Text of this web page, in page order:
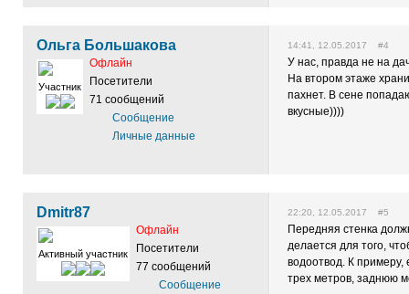
Ольга Большакова
Участник
Офлайн
Посетители
71 сообщений
Сообщение
Личные данные
14:41, 12.05.2017 #4
У нас, правда не на
На втором этаже
пахнет. В сене
вкусные))))
Dmitr87
Активный участник
Офлайн
Посетители
77 сообщений
Сообщение
22:20, 12.05.2017 #5
Передняя стенка
делается для того,
водоотвод. К примеру,
трех метров, заднюю